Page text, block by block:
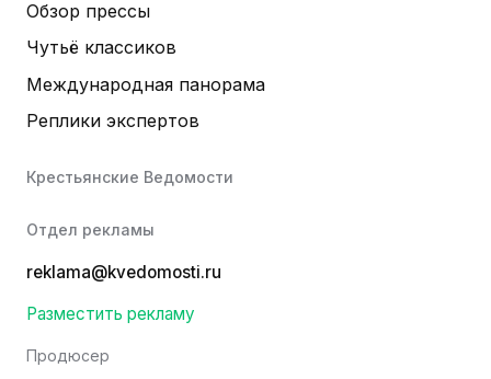
Обзор прессы
Чутьё классиков
Международная панорама
Реплики экспертов
Крестьянские Ведомости
Отдел рекламы
reklama@kvedomosti.ru
Разместить рекламу
Продюсер